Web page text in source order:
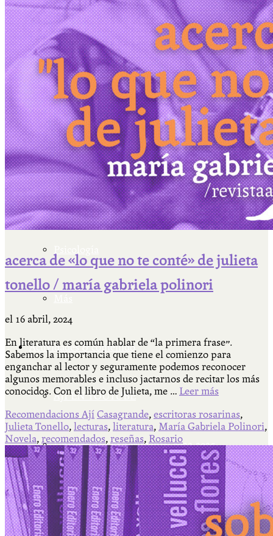
Escriben & participan
Actualidad y sociedad
Educación
Literatura
Filosofía
Actividades & contenido
AJÍ EN YOUTUBE
Universidad Experimental 2022-2025
Feria del Libro Venado Tuerto 2022-2025
acerca de «lo que no te conté» de julieta
tonello / maría gabriela polinori
el 16 abril, 2024
En literatura es común hablar de “la primera frase”.
Sabemos la importancia que tiene el comienzo para
enganchar al lector y seguramente podemos reconocer
algunos memorables e incluso jactarnos de recitar los más
conocidos. Con el libro de Julieta, me … Leer más
Recomendacions Ají Casagrande, escritoras rosarinas,
Julieta Tonello, lecturas, literatura, María Gabriela Polinori,
Novela, recomendados, reseñas, Rosario